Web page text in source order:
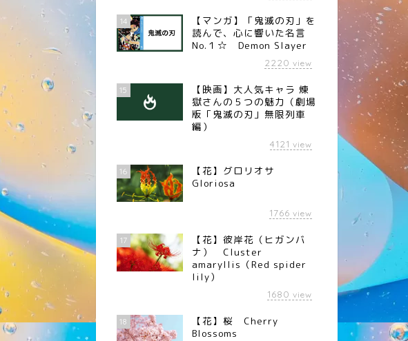
14
【マンガ】「鬼滅の刃」を
読んで、心に響いた名言
No.１☆ Demon Slayer
2220 view
15
【映画】大人気キャラ 煉󠄁
獄さんの５つの魅力（劇場
版「鬼滅の刃」無限列車
編）
4121 view
16
【花】グロリオサ
Gloriosa
1766 view
17
【花】彼岸花（ヒガンバ
ナ） Cluster
amaryllis（Red spider
lily）
1680 view
18
【花】桜 Cherry
Blossoms